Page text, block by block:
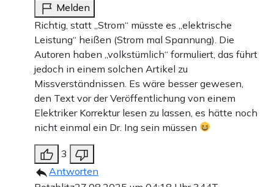
Melden
Richtig, statt „Strom“ müsste es „elektrische
Leistung“ heißen (Strom mal Spannung). Die
Autoren haben „volkstümlich“ formuliert, das führt
jedoch in einem solchen Artikel zu
Missverständnissen. Es wäre besser gewesen,
den Text vor der Veröffentlichung von einem
Elektriker Korrektur lesen zu lassen, es hätte noch
nicht einmal ein Dr. Ing sein müssen
3
Antworten